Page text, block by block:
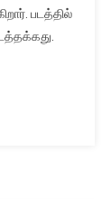
படத்தில்